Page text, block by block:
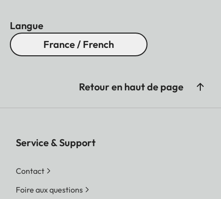
Langue
France / French
Retour en haut de page
Service & Support
Contact
Foire aux questions